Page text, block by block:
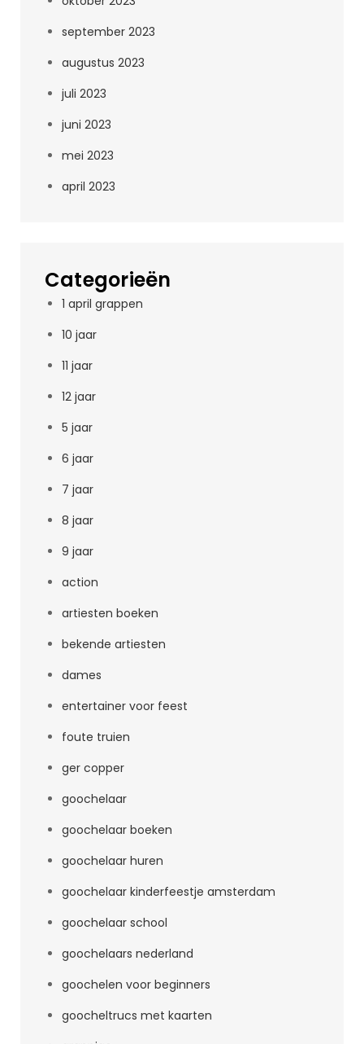
september 2023
augustus 2023
juli 2023
juni 2023
mei 2023
april 2023
Categorieën
1 april grappen
10 jaar
11 jaar
12 jaar
5 jaar
6 jaar
7 jaar
8 jaar
9 jaar
action
artiesten boeken
bekende artiesten
dames
entertainer voor feest
foute truien
ger copper
goochelaar
goochelaar boeken
goochelaar huren
goochelaar kinderfeestje amsterdam
goochelaar school
goochelaars nederland
goochelen voor beginners
goocheltrucs met kaarten